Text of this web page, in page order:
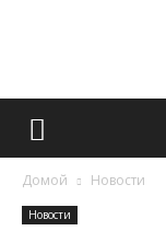
Домой Новости
Новости